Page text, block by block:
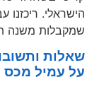
שמקבלות משנה
שאלות
על עמיל מכס